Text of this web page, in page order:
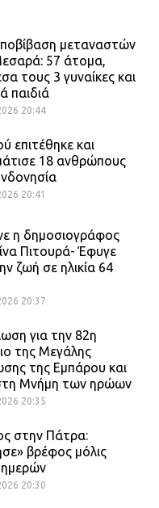
μεταναστών
57 άτομα,
τους 3 γυναίκες και
παιδιά
20:44
επιτέθηκε και
18 ανθρώπους
20:41
η δημοσιογράφος
Πιτουρά- Έφυγε
ζωή σε ηλικία 64
20:37
για την 82η
της Μεγάλης
της Εμπάρου και
Μνήμη των ηρώων
20:35
στην Πάτρα:
βρέφος μόλις
20:30